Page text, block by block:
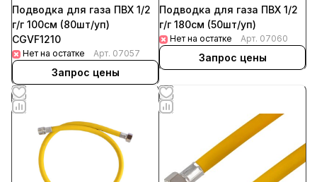
Подводка для газа ПВХ 1/2
г/г 100см (80шт/уп)
CGVF1210
Нет на остатке Арт. 07057
Запрос цены
Подводка для газа ПВХ 1/2
г/г 180см (50шт/уп)
Нет на остатке Арт. 07060
Запрос цены